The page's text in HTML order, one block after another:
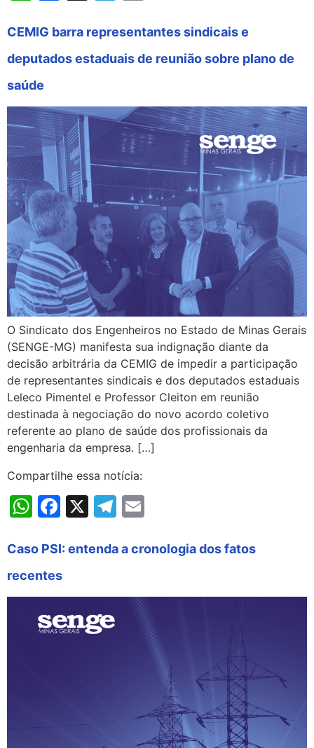
CEMIG barra representantes sindicais e
deputados estaduais de reunião sobre plano de
saúde
O Sindicato dos Engenheiros no Estado de Minas Gerais
(SENGE-MG) manifesta sua indignação diante da
decisão arbitrária da CEMIG de impedir a participação
de representantes sindicais e dos deputados estaduais
Leleco Pimentel e Professor Cleiton em reunião
destinada à negociação do novo acordo coletivo
referente ao plano de saúde dos profissionais da
engenharia da empresa. […]
Compartilhe essa notícia:
WhatsApp
Facebook
X Telegram
Caso PSI: entenda a cronologia dos fatos
recentes